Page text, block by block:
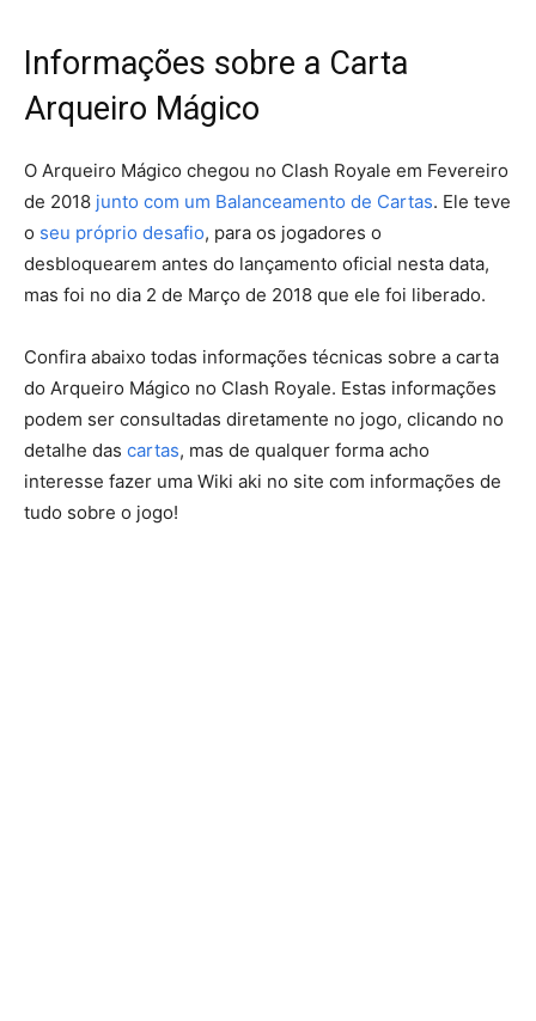
Informações sobre a Carta
Arqueiro Mágico
O Arqueiro Mágico chegou no Clash Royale em Fevereiro
de 2018 junto com um Balanceamento de Cartas. Ele teve
o seu próprio desafio, para os jogadores o
desbloquearem antes do lançamento oficial nesta data,
mas foi no dia 2 de Março de 2018 que ele foi liberado.
Confira abaixo todas informações técnicas sobre a carta
do Arqueiro Mágico no Clash Royale. Estas informações
podem ser consultadas diretamente no jogo, clicando no
detalhe das cartas, mas de qualquer forma acho
interesse fazer uma Wiki aki no site com informações de
tudo sobre o jogo!